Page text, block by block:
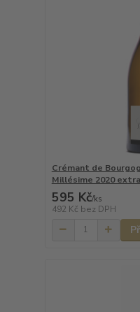
Crémant de
Millésime 2020
595 Kč/ks
492 Kč bez DPH